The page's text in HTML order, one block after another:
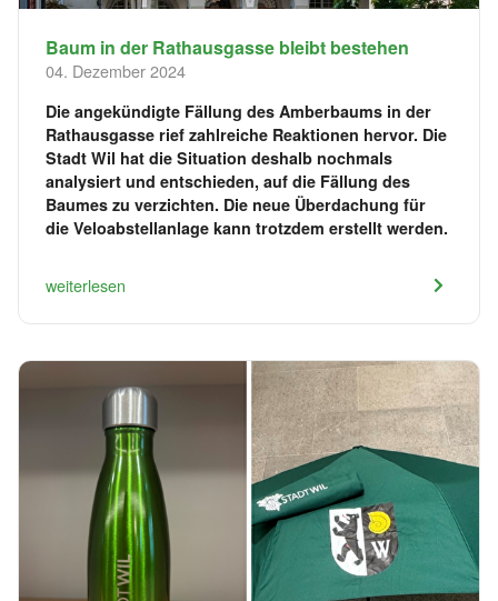
Baum in der Rathausgasse bleibt bestehen
04. Dezember 2024
Die angekündigte Fällung des Amberbaums in der
Rathausgasse rief zahlreiche Reaktionen hervor. Die
Stadt Wil hat die Situation deshalb nochmals
analysiert und entschieden, auf die Fällung des
Baumes zu verzichten. Die neue Überdachung für
die Veloabstellanlage kann trotzdem erstellt werden.
weiterlesen